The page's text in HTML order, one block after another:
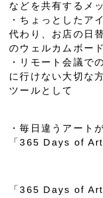
などを共有するメ
・ちょっとしたア
代わり、お店の日
のウェルカムボー
・リモート会議で
に行けない大切な
ツールとして
・毎日違うアート
「365 Days of Art
「365 Days of